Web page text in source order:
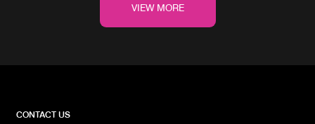
หอบเอาความน่ารักสดใสมาแสดงมิวสิควิดีโอร่วมกันเป็นครั้งแรก และได้
เคมีใหม่ที่ดีมากเวอร์ เพื่อบอกเล่าโมเมนต์ความหวานผ่านบรรยากาศ
ริยา ดุลยไพบูลย์ นักเขียนเพลงชื่อดังมานั่งแท่นเป็นโปรดิวเซอร์ดูแลการ
ลงตัว ร้อยเรียงเมโลดี้และคอร์ดที่มีความติดหู อีกทั้งในพาร์ทของเนื้อหา
VIEW MORE
CONTACT US